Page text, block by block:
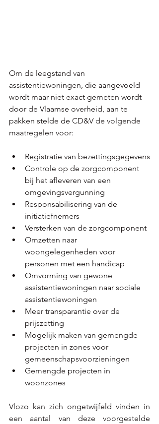
Om de leegstand van
assistentiewoningen, die aangevoeld
wordt maar niet exact gemeten wordt
door de Vlaamse overheid, aan te
pakken stelde de CD&V de volgende
maatregelen voor:
Registratie van bezettingsgegevens
Controle op de zorgcomponent
bij het afleveren van een
omgevingsvergunning
Responsabilisering van de
initiatiefnemers
Versterken van de zorgcomponent
Omzetten naar
woongelegenheden voor
personen met een handicap
Omvorming van gewone
assistentiewoningen naar sociale
assistentiewoningen
Meer transparantie over de
prijszetting
Mogelijk maken van gemengde
projecten in zones voor
gemeenschapsvoorzieningen
Gemengde projecten in
woonzones
Vlozo kan zich ongetwijfeld vinden in
een aantal van deze voorgestelde